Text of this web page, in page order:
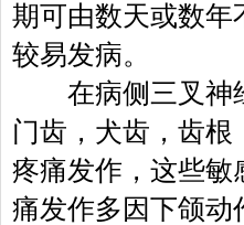
期可由数天或数年
较易发病。
在病侧三叉神经
门齿，犬齿，齿
疼痛发作，这些
痛发作多因下颌动